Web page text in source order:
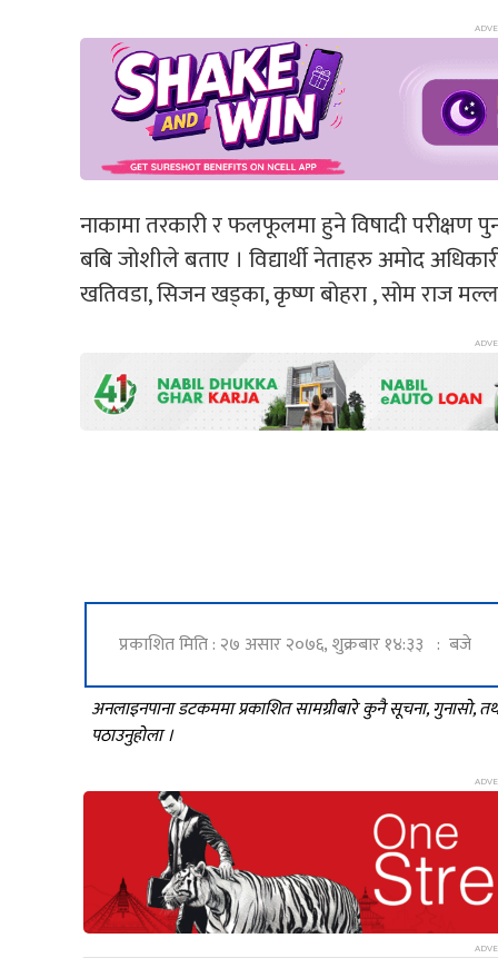
नाकामा तरकारी र फलफूलमा हुने विषादी परीक्षण
बबि जोशीले बताए । विद्यार्थी नेताहरु अमोद
खतिवडा, सिजन खड्का, कृष्ण बोहरा , सोम राज
प्रकाशित मिति : २७ असार २०७६, शुक्रबार १४:३३ : बजे
अनलाइनपाना डटकममा प्रकाशित सामग्रीबारे कुनै सूचना, गुनासो,
पठाउनुहोला ।